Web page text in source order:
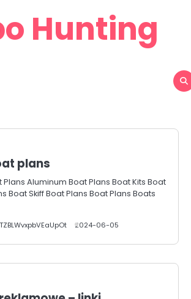
Hunting
plans
Aluminum Boat Plans Boat Kits Boat
Boat Skiff Boat Plans Boat Plans Boats
2024-06-05